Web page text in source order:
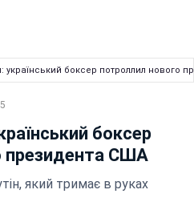
український боксер потроллил нового
боксер
президента США
який тримає в руках